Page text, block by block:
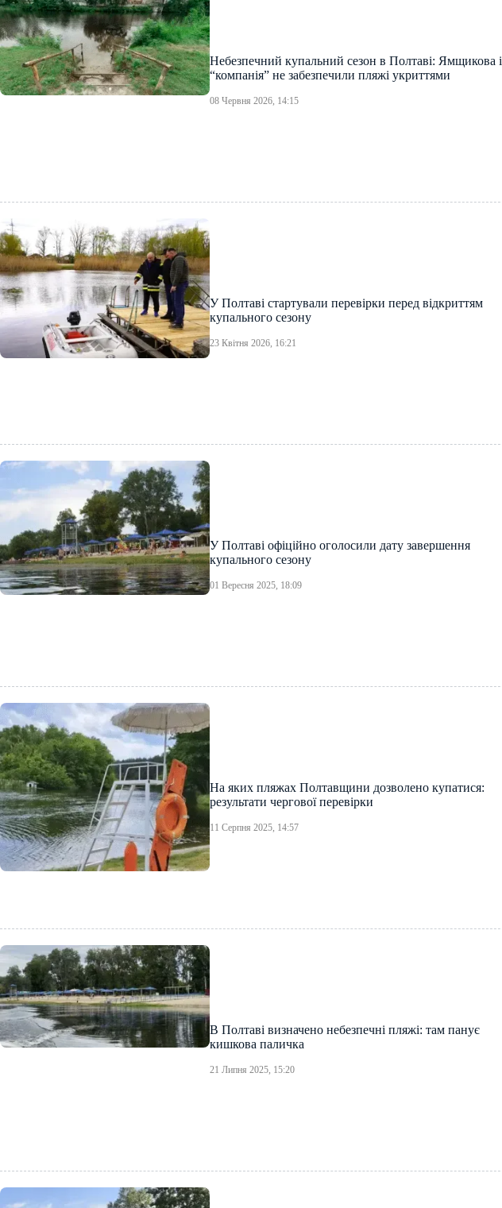
Небезпечний купальний сезон в Полтаві: Ямщикова і
“компанія” не забезпечили пляжі укриттями
08 Червня 2026, 14:15
У Полтаві стартували перевірки перед відкриттям
купального сезону
23 Квітня 2026, 16:21
У Полтаві офіційно оголосили дату завершення
купального сезону
01 Вересня 2025, 18:09
На яких пляжах Полтавщини дозволено купатися:
результати чергової перевірки
11 Серпня 2025, 14:57
В Полтаві визначено небезпечні пляжі: там панує
кишкова паличка
21 Липня 2025, 15:20